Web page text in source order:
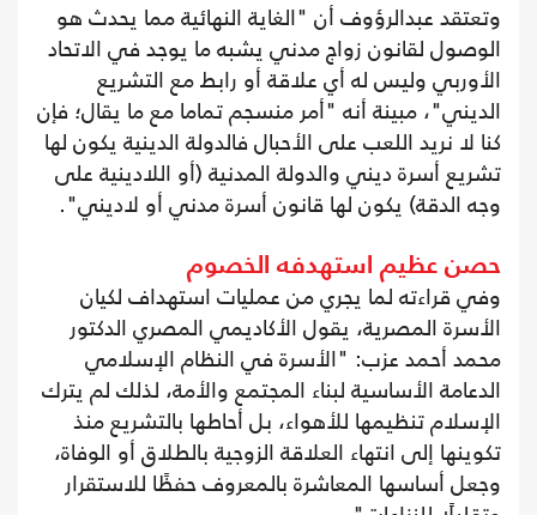
وتعتقد عبدالرؤوف أن "الغاية النهائية مما يحدث هو
الوصول لقانون زواج مدني يشبه ما يوجد في الاتحاد
الأوربي وليس له أي علاقة أو رابط مع التشريع
الديني"، مبينة أنه "أمر منسجم تماما مع ما يقال؛ فإن
كنا لا نريد اللعب على الأحبال فالدولة الدينية يكون لها
تشريع أسرة ديني والدولة المدنية (أو اللادينية على
وجه الدقة) يكون لها قانون أسرة مدني أو لاديني".
حصن عظيم استهدفه الخصوم
وفي قراءته لما يجري من عمليات استهداف لكيان
الأسرة المصرية، يقول الأكاديمي المصري الدكتور
محمد أحمد عزب: "الأسرة في النظام الإسلامي
الدعامة الأساسية لبناء المجتمع والأمة، لذلك لم يترك
الإسلام تنظيمها للأهواء، بل أحاطها بالتشريع منذ
تكوينها إلى انتهاء العلاقة الزوجية بالطلاق أو الوفاة،
وجعل أساسها المعاشرة بالمعروف حفظًا للاستقرار